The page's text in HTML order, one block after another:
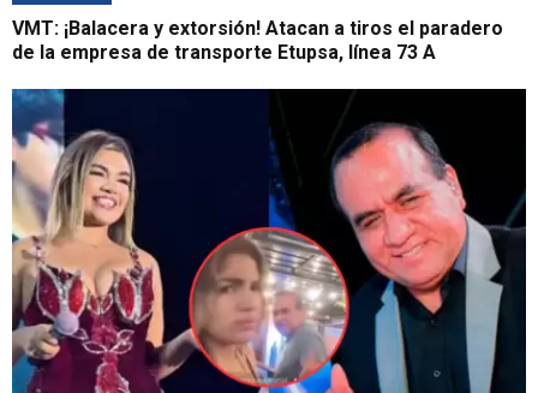
VMT: ¡Balacera y extorsión! Atacan a tiros el paradero
de la empresa de transporte Etupsa, línea 73 A